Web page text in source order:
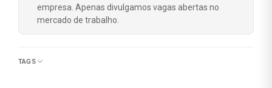
empresa. Apenas divulgamos vagas abertas no
mercado de trabalho.
TAGS